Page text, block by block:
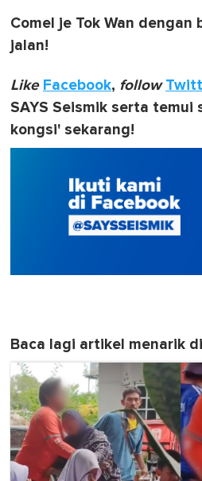
Comel je Tok Wan
jalan!
Like Facebook, follow
SAYS Seismik serta
kongsi' sekarang!
Baca lagi artikel menarik